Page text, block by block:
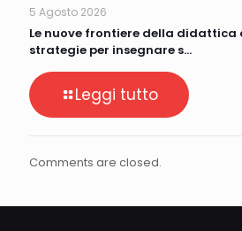
5 Agosto 2026
Le nuove frontiere della
strategie per insegnare s…
Leggi tutto
Comments are closed.